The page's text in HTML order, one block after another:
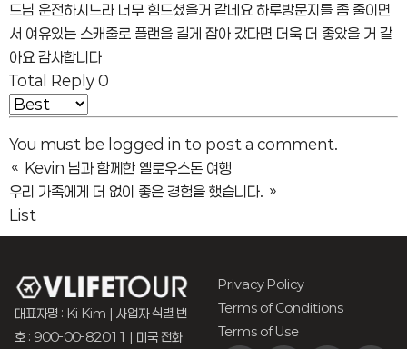
드님 운전하시느라 너무 힘드셨을거 같네요 하루방문지를 좀 줄이면
서 여유있는 스캐줄로 플랜을 길게 잡아 갔다면 더욱 더 좋았을 거 같
아요 감사합니다
Total Reply 0
You must be logged in to post a comment.
« Kevin 님과 함께한 옐로우스톤 여행
우리 가족에게 더 없이 좋은 경험을 했습니다. »
List
대표자명 : Ki Kim | 사업자 식별 번
호 : 900-00-82011 | 미국 전화
Privacy Policy
Terms of Conditions
Terms of Use